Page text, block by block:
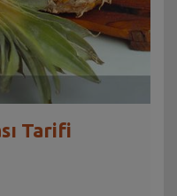
Tarifi